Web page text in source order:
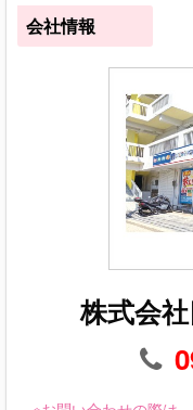
会社情報
株式会